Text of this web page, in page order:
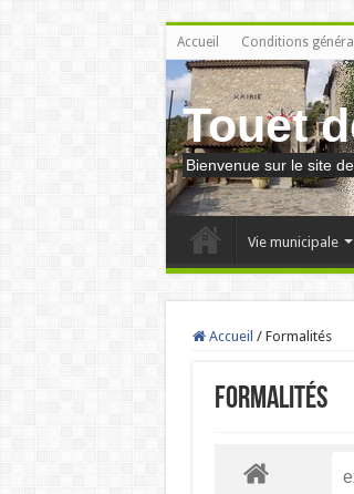
Accueil Conditions
Touet
Bienvenue sur le site
Vie municipale
Accueil / Formalités
Formalités